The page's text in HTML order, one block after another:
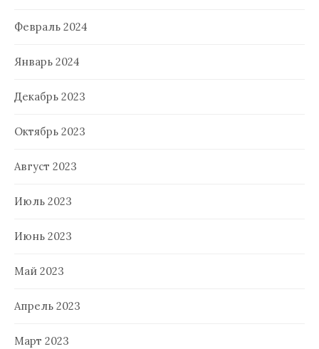
Февраль 2024
Январь 2024
Декабрь 2023
Октябрь 2023
Август 2023
Июль 2023
Июнь 2023
Май 2023
Апрель 2023
Март 2023